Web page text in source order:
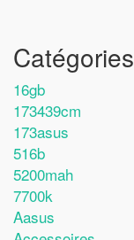
Catégories
16gb
173439cm
173asus
516b
5200mah
7700k
Aasus